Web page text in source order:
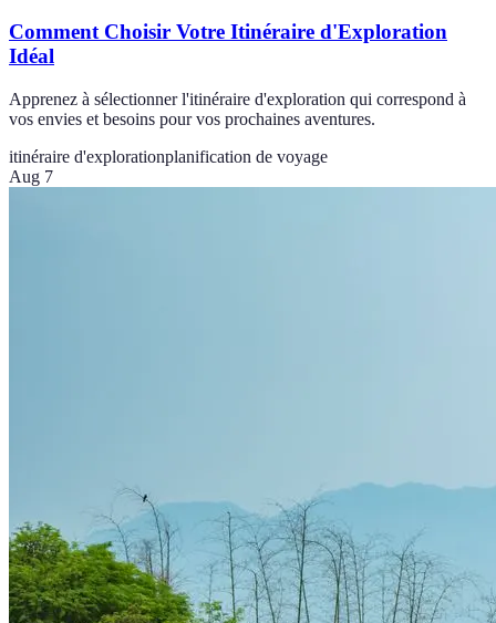
Comment Choisir Votre Itinéraire d'Exploration
Idéal
Apprenez à sélectionner l'itinéraire d'exploration qui correspond à
vos envies et besoins pour vos prochaines aventures.
itinéraire d'explorationplanification de voyage
Aug 7